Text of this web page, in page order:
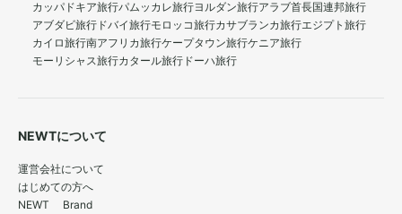
カッパドキア旅行パムッカレ旅行ヨルダン旅行アラブ首長国連邦旅行
アブダビ旅行 ドバイ旅行モロッコ旅行カサブランカ旅行エジプト旅行
カイロ旅行南アフリカ旅行ケープタウン旅行ケニア旅行
モーリシャス旅行カタール旅行 ドーハ旅行
NEWTについて
運営会社について
はじめての方へ
NEWT Brand